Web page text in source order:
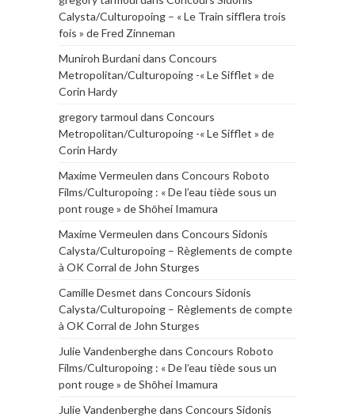
Calysta/Culturopoing – « Le Train sifflera trois
fois » de Fred Zinneman
Muniroh Burdanidans Concours
Metropolitan/Culturopoing -« Le Sifflet » de
Corin Hardy
gregory tarmoul dans Concours
Metropolitan/Culturopoing -« Le Sifflet » de
Corin Hardy
Maxime Vermeulen dans Concours Roboto
Films/Culturopoing : « De l’eau tiède sous un
pont rouge » de Shōhei Imamura
Maxime Vermeulen dans Concours Sidonis
Calysta/Culturopoing – Règlements de compte
à OK Corral de John Sturges
Camille Desmet dans Concours Sidonis
Calysta/Culturopoing – Règlements de compte
à OK Corral de John Sturges
Julie Vandenberghedans Concours Roboto
Films/Culturopoing : « De l’eau tiède sous un
pont rouge » de Shōhei Imamura
Julie Vandenberghedans Concours Sidonis